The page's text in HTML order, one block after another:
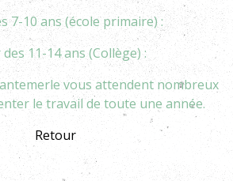
7-10 ans (école primaire) :
11-14 ans (Collège) :
vous attendent nombreux
le travail de toute une année.
Retour